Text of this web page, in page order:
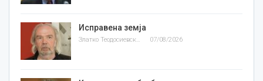
Исправена земја
Златко Теодосиевски 07/08/2026